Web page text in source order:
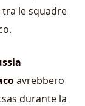
tra le squadre
avrebbero
durante la